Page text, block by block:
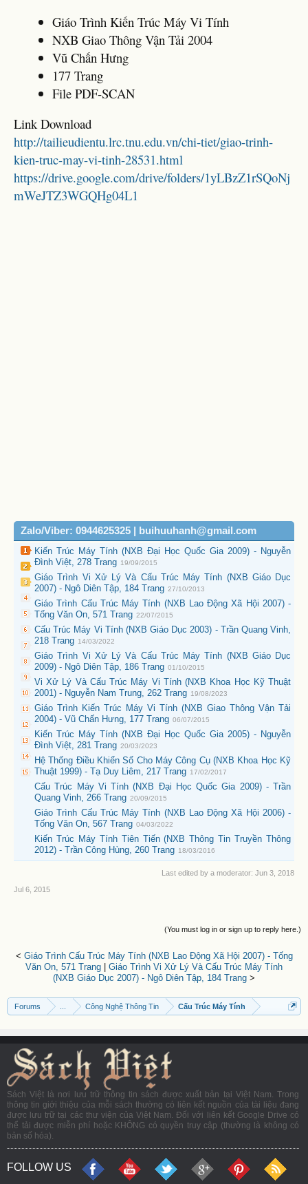
Giáo Trình Kiến Trúc Máy Vi Tính
NXB Giao Thông Vận Tải 2004
Vũ Chấn Hưng
177 Trang
File PDF-SCAN
Link Download
http://tailieudientu.lrc.tnu.edu.vn/chi-tiet/giao-trinh-
kien-truc-may-vi-tinh-28531.html
https://drive.google.com/drive/folders/1yLBzZ1rSQoNj
mWeJTZ3WGQHg04L1
Zalo/Viber: 0944625325 | buihuuhanh@gmail.com
Kiến Trúc Máy Tính (NXB Đại Học Quốc Gia 2009) - Nguyễn
Đình Việt, 278 Trang 19/09/2015
Giáo Trình Vi Xử Lý Và Cấu Trúc Máy Tính (NXB Giáo Dục
2007) - Ngô Diên Tập, 184 Trang 27/10/2013
Giáo Trình Cấu Trúc Máy Tính (NXB Lao Động Xã Hội 2007) -
Tống Văn On, 571 Trang 22/07/2015
Cấu Trúc Máy Vi Tính (NXB Giáo Dục 2003) - Trần Quang Vinh,
218 Trang 14/03/2022
Giáo Trình Vi Xử Lý Và Cấu Trúc Máy Tính (NXB Giáo Dục
2009) - Ngô Diên Tập, 186 Trang 01/10/2015
Vi Xử Lý Và Cấu Trúc Máy Vi Tính (NXB Khoa Học Kỹ Thuật
2001) - Nguyễn Nam Trung, 262 Trang 19/08/2023
Giáo Trình Kiến Trúc Máy Vi Tính (NXB Giao Thông Vận Tải
2004) - Vũ Chấn Hưng, 177 Trang 06/07/2015
Kiến Trúc Máy Tính (NXB Đại Học Quốc Gia 2005) - Nguyễn
Đình Việt, 281 Trang 20/03/2023
Hệ Thống Điều Khiển Số Cho Máy Công Cụ (NXB Khoa Học Kỹ
Thuật 1999) - Tạ Duy Liêm, 217 Trang 17/02/2017
Cấu Trúc Máy Vi Tính (NXB Đại Học Quốc Gia 2009) - Trần
Quang Vinh, 266 Trang 20/09/2015
Giáo Trình Cấu Trúc Máy Tính (NXB Lao Động Xã Hội 2006) -
Tống Văn On, 567 Trang 04/03/2022
Kiến Trúc Máy Tính Tiên Tiến (NXB Thông Tin Truyền Thông
2012) - Trần Công Hùng, 260 Trang 18/03/2016
Last edited by a moderator: Jun 3, 2018
Jul 6, 2015
(You must log in or sign up to reply here.)
< Giáo Trình Cấu Trúc Máy Tính (NXB Lao Động Xã Hội 2007) - Tống
Văn On, 571 Trang
Giáo Trình Vi Xử Lý Và Cấu Trúc Máy Tính
(NXB Giáo Dục 2007) - Ngô Diên Tập, 184 Trang >
Forums Công Nghệ Thông Tin Cấu Trúc Máy Tính
Sách Việt là nơi lưu trữ thông tin sách được xuất bản tại Việt Nam. Trong
thông tin giới thiệu của mỗi sách thường có liên kết nguồn của tài liệu đang
được lưu trữ tại các thư viện của Việt Nam. Đối với liên kết Google Drive có
thể tải được miễn phí hoặc KHÔNG có quyền truy cập (thường là không có
bản số hóa).
FOLLOW US